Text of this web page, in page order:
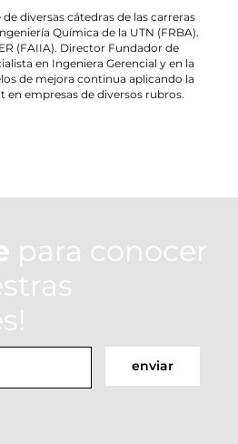
diversas cátedras de las carreras
Química de la UTN (FRBA).
(FAIIA). Director Fundador de
en Ingeniera Gerencial y en la
de mejora continua aplicando la
en empresas de diversos rubros.
para conocer